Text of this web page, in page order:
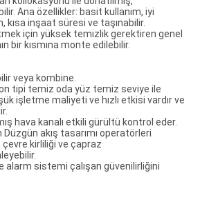
Ana özellikler: basit kullanım, iyi
kısa inşaat süresi ve taşınabilir.
için yüksek temizlik gerektiren genel
bir kısmına monte edilebilir.
veya kombine.
tipi temiz oda yüz temiz seviye ile
işletme maliyeti ve hızlı etkisi vardır ve
hava kanalı etkili gürültü kontrol eder.
Düzgün akış tasarımı operatörleri
kirliliği ve çapraz
alarm sistemi çalışan güvenilirliğini